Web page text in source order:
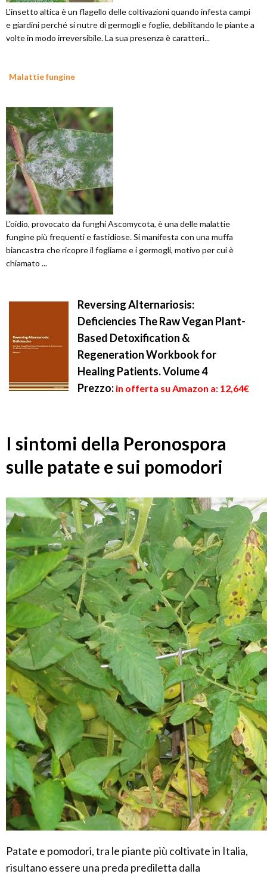
L'insetto altica è un flagello delle coltivazioni quando infesta campi
e giardini perché si nutre di germogli e foglie, debilitando le piante a
volte in modo irreversibile. La sua presenza è caratteri...
Malattie fungine
L'oidio, provocato da funghi Ascomycota, è una delle malattie
fungine più frequenti e fastidiose. Si manifesta con una muffa
biancastra che ricopre il fogliame e i germogli, motivo per cui è
chiamato ...
Reversing Alternariosis:
Deficiencies The Raw Vegan Plant-
Based Detoxification &
Regeneration Workbook for
Healing Patients. Volume 4
Prezzo: in offerta su Amazon a: 12,64€
I sintomi della Peronospora
sulle patate e sui pomodori
Patate e pomodori, tra le piante più coltivate in Italia,
risultano essere una preda prediletta dalla